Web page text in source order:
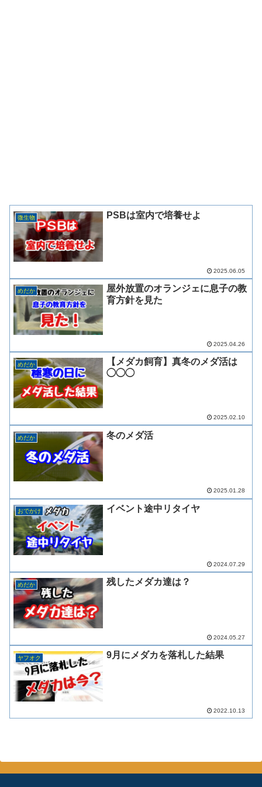
微生物 PSBは室内で培養せよ
2025.06.05
めだか
屋外放置のオランジェに息子の教
育方針を見た
2025.04.26
めだか
【メダカ飼育】真冬のメダ活は
◯◯◯
2025.02.10
めだか 冬のメダ活
2025.01.28
おでかけ イベント途中リタイヤ
2024.07.29
めだか 残したメダカ達は？
2024.05.27
ヤフオク 9月にメダカを落札した結果
2022.10.13